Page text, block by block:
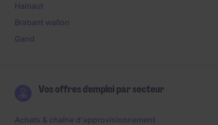
Hainaut
Brabant wallon
Gand
Vos offres d'emploi par secteur
Achats & chaîne d'approvisionnement